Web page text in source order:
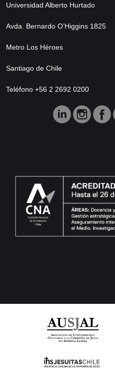
Universidad Alberto Hurtado
Avda. Bernardo O’Higgins 1825
Metro Los Héroes
Santiago de Chile
Teléfono +56 2 2692 0200